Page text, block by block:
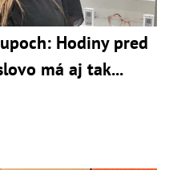
Hodiny pred
má aj tak...